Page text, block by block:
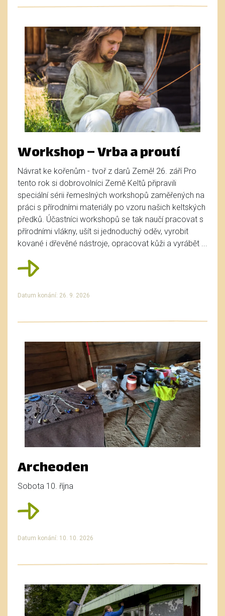
Workshop – Vrba a proutí
Návrat ke kořenům - tvoř z darů Země! 26. září Pro
tento rok si dobrovolníci Země Keltů připravili
speciální sérii řemeslných workshopů zaměřených na
práci s přírodními materiály po vzoru našich keltských
předků. Účastníci workshopů se tak naučí pracovat s
přírodními vlákny, ušít si jednoduchý oděv, vyrobit
kované i dřevěné nástroje, opracovat kůži a vyrábět ...
Datum konání: 26. 9. 2026
Archeoden
Sobota 10. října
Datum konání: 10. 10. 2026